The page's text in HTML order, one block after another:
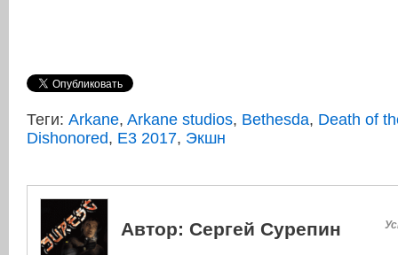
Теги: Arkane, Arkane studios, Bethesda, Death of
Dishonored, E3 2017, Экшн
Автор: Сергей Сурепин